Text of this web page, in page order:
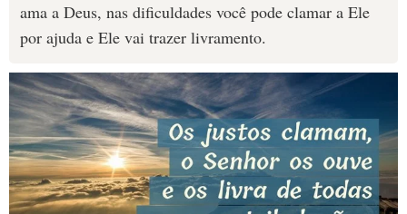
ama a Deus, nas dificuldades você pode clamar a Ele
por ajuda e Ele vai trazer livramento.